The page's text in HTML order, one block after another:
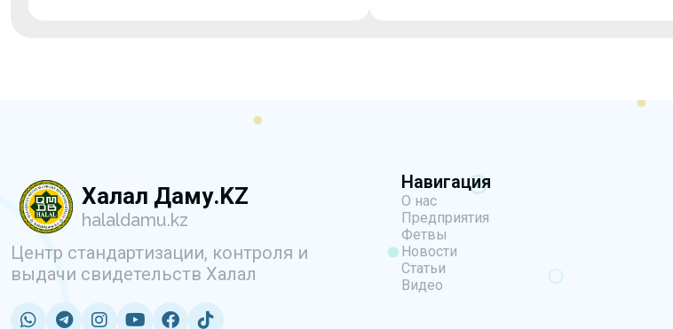
Халал Даму.KZ
halaldamu.kz
Центр стандартизации, контроля и
выдачи свидетельств Халал
Навигация
О нас
Предприятия
Фетвы
Новости
Статьи
Видео